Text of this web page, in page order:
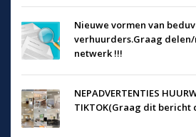
Nieuwe vormen van
verhuurders.Graag
netwerk !!!
NEPADVERTENTIES
TIKTOK(Graag dit